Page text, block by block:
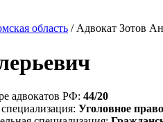
область / Адвокат Зотов
адвокатов РФ: 44/20
Уголовное право